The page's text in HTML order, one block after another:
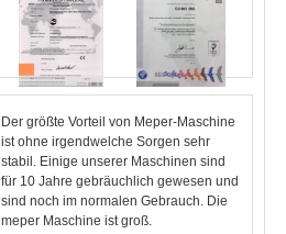
Der größte Vorteil von Meper-Maschine
ist ohne irgendwelche Sorgen sehr
stabil. Einige unserer Maschinen sind
für 10 Jahre gebräuchlich gewesen und
sind noch im normalen Gebrauch. Die
meper Maschine ist groß.